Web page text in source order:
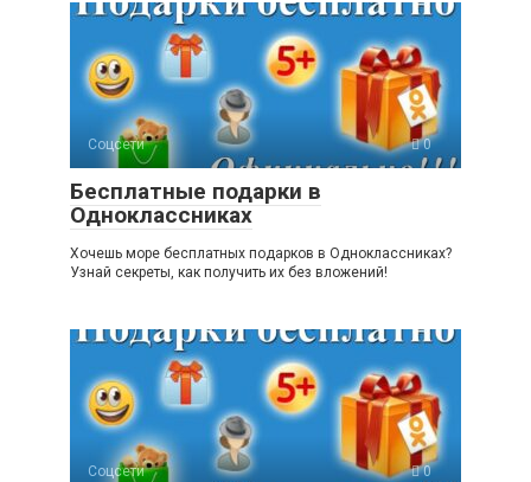
Соцсети 0
Бесплатные подарки в
Одноклассниках
Хочешь море бесплатных подарков в Одноклассниках?
Узнай секреты, как получить их без вложений!
Соцсети 0